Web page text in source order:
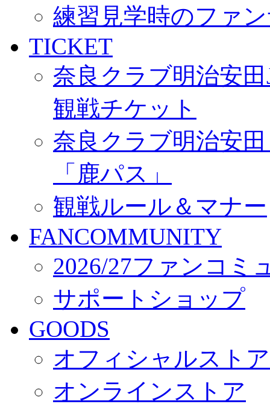
練習見学時のファ
TICKET
奈良クラブ明治安
観戦チケット
奈良クラブ明治安
「鹿パス」
観戦ルール＆マナー
FANCOMMUNITY
2026/27ファンコミ
サポートショップ
GOODS
オフィシャルスト
オンラインストア